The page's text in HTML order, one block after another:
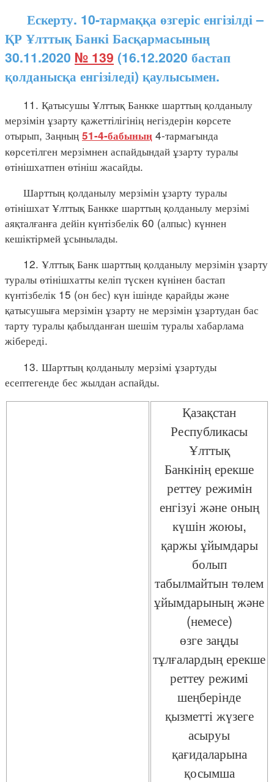
Ескерту. 10-тармаққа өзгеріс енгізілді –
ҚР Ұлттық Банкі Басқармасының
30.11.2020 № 139 (16.12.2020 бастап
қолданысқа енгізіледі) қаулысымен.
11. Қатысушы Ұлттық Банкке шарттың қолданылу
мерзімін ұзарту қажеттілігінің негіздерін көрсете
отырып, Заңның 51-4-бабының 4-тармағында
көрсетілген мерзімнен аспайдындай ұзарту туралы
өтінішхатпен өтініш жасайды.
Шарттың қолданылу мерзімін ұзарту туралы
өтінішхат Ұлттық Банкке шарттың қолданылу мерзімі
аяқталғанға дейін күнтізбелік 60 (алпыс) күннен
кешіктірмей ұсынылады.
12. Ұлттық Банк шарттың қолданылу мерзімін ұзарту
туралы өтінішхатты келіп түскен күнінен бастап
күнтізбелік 15 (он бес) күн ішінде қарайды және
қатысушыға мерзімін ұзарту не мерзімін ұзартудан бас
тарту туралы қабылданған шешім туралы хабарлама
жібереді.
13. Шарттың қолданылу мерзімі ұзартуды
есептегенде бес жылдан аспайды.
Қазақстан
Республикасы
Ұлттық
Банкінің ерекше
реттеу режимін
енгізуі және оның
күшін жоюы,
қаржы ұйымдары
болып
табылмайтын төлем
ұйымдарының және
(немесе)
өзге заңды
тұлғалардың ерекше
реттеу режимі
шеңберінде
қызметті жүзеге
асыруы
қағидаларына
қосымша